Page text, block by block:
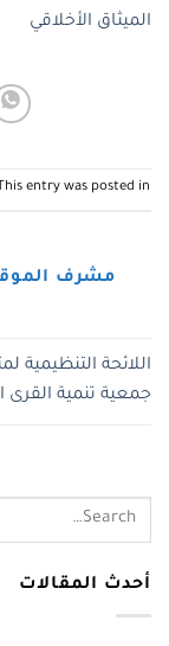
الميثاق الأخلاقي
This entry was posted in
مشرف
اللائحة التنظيمية
جمعية تنمية القرى
أحدث المقالات